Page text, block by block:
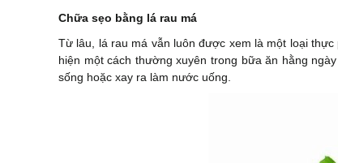
Chữa sẹo bằng lá rau má
Từ lâu, lá rau má vẫn luôn được xem là một loại
hiện một cách thường xuyên trong bữa ăn hằng
sống hoặc xay ra làm nước uống.